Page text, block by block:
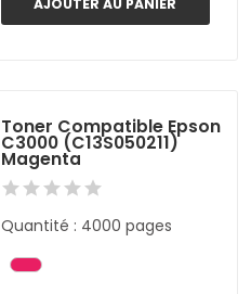
Toner Compatible Epson
C3000 (C13S050211)
Magenta
Quantité : 4000 pages